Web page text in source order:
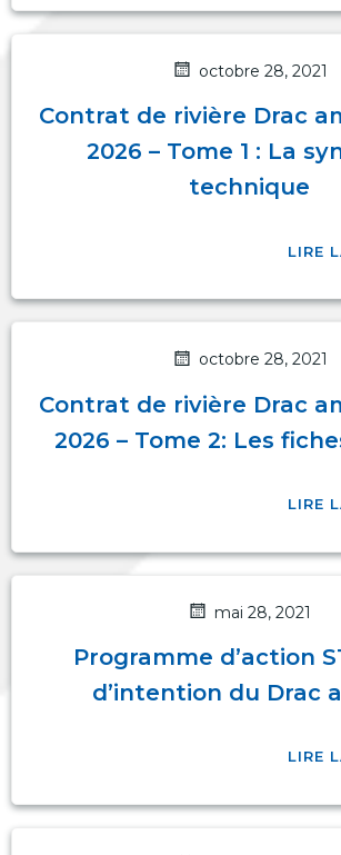
octobre 28, 2021
Contrat de rivière Drac
2026 – Tome 1 : La
technique
LIRE
octobre 28, 2021
Contrat de rivière Drac
2026 – Tome 2: Les
LIRE
mai 28, 2021
Programme d’action
d’intention du Drac
LIRE